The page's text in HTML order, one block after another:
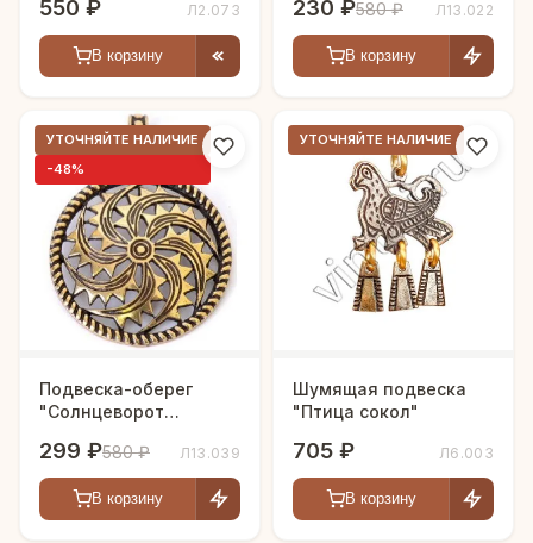
550 ₽ Л2.073
В корзину
230 ₽580 ₽ Л13.022
В корзину
УТОЧНЯЙТЕ НАЛИЧИЕ
-48%
Подвеска-оберег
"Солнцеворот
299 ₽580 ₽ Л13.039
В корзину
УТОЧНЯЙТЕ НАЛИЧИЕ
Шумящая подвеска
"Птица сокол"
705 ₽ Л6.003
В корзину